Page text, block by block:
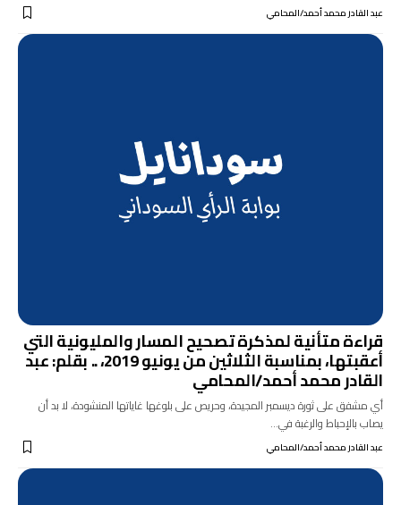
عبد القادر محمد أحمد/المحامي
قراءة متأنية لمذكرة تصحيح المسار والمليونية التي
أعقبتها، بمناسبة الثلاثين من يونيو 2019، .. بقلم: عبد
القادر محمد أحمد/المحامي
أي مشفق على ثورة ديسمبر المجيدة، وحريص على بلوغها غاياتها المنشودة، لا بد أن
يصاب بالإحباط والرغبة في…
عبد القادر محمد أحمد/المحامي